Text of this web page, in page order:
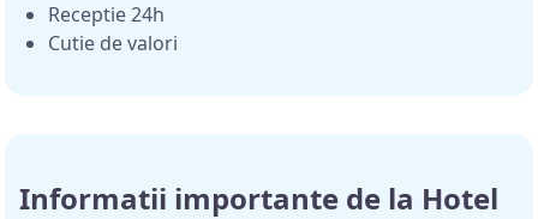
Receptie 24h
Cutie de valori
Informatii importante de la Hotel